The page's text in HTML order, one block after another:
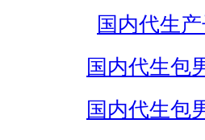
国内代生
国内代生包
国内代生包